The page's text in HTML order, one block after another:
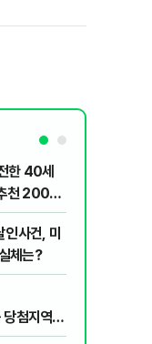
한 40세
천 2000
사건, 미
체는?
첨지역